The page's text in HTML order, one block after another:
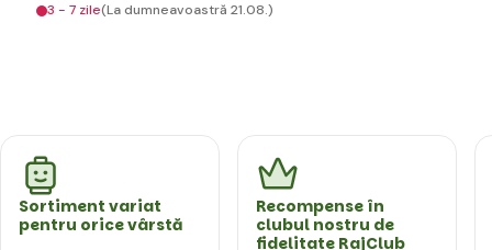
3 - 7 zile(La dumneavoastră 21.08.)
Sortiment variat
pentru orice vârstă
Recompense în
clubul nostru de
fidelitate RajClub